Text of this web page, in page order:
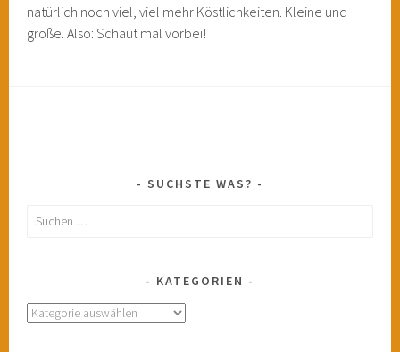
natürlich noch viel, viel mehr Köstlichkeiten. Kleine und
große. Also: Schaut mal vorbei!
SUCHSTE WAS?
Suchen
KATEGORIEN
Kategorien